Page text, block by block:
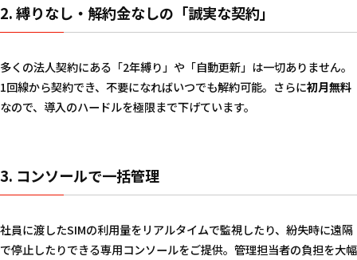
2. 縛りなし・解約金なしの「誠実な契約」
多くの法人契約にある「2年縛り」や「自動更新」は一切ありません。
1回線から契約でき、不要になればいつでも解約可能。さらに初月無料
なので、導入のハードルを極限まで下げています。
3. コンソールで一括管理
社員に渡したSIMの利用量をリアルタイムで監視したり、紛失時に遠隔
で停止したりできる専用コンソールをご提供。管理担当者の負担を大幅